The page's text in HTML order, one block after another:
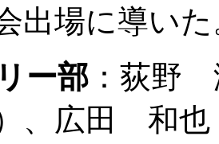
出場に導い
ー部 ：荻野
）、広田 和也